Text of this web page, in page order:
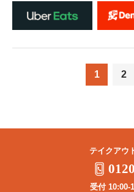
1 2
テイクアウ
受付 10:00-